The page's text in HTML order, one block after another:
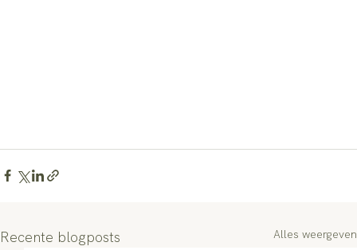
Recente blogposts Alles weergeven